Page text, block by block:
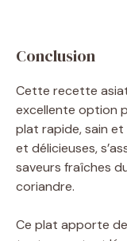
Conclusion
Cette recette
excellente option
plat rapide, sain
et délicieuses,
saveurs fraîches
coriandre.
Ce plat apporte